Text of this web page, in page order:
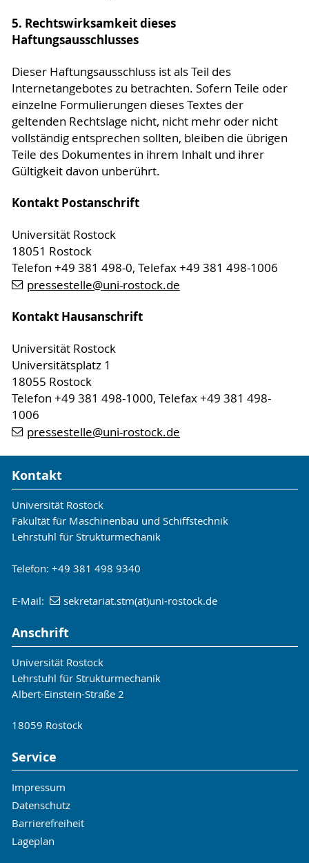
5. Rechtswirksamkeit dieses
Haftungsausschlusses
Dieser Haftungsausschluss ist als Teil des
Internetangebotes zu betrachten. Sofern Teile oder
einzelne Formulierungen dieses Textes der
geltenden Rechtslage nicht, nicht mehr oder nicht
vollständig entsprechen sollten, bleiben die übrigen
Teile des Dokumentes in ihrem Inhalt und ihrer
Gültigkeit davon unberührt.
Kontakt Postanschrift
Universität Rostock
18051 Rostock
Telefon +49 381 498-0, Telefax +49 381 498-1006
pressestelle@uni-rostock.de
Kontakt Hausanschrift
Universität Rostock
Universitätsplatz 1
18055 Rostock
Telefon +49 381 498-1000, Telefax +49 381 498-
1006
pressestelle@uni-rostock.de
Kontakt
Universität Rostock
Fakultät für Maschinenbau und Schiffstechnik
Lehrstuhl für Strukturmechanik
Telefon: +49 381 498 9340
E-Mail: sekretariat.stm(at)uni-rostock.de
Anschrift
Universität Rostock
Lehrstuhl für Strukturmechanik
Albert-Einstein-Straße 2
18059 Rostock
Service
Impressum
Datenschutz
Barrierefreiheit
Lageplan